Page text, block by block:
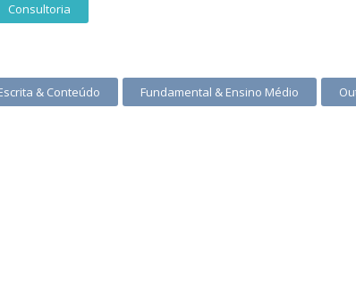
Consultoria
& Conteúdo Fundamental & Ensino Médio